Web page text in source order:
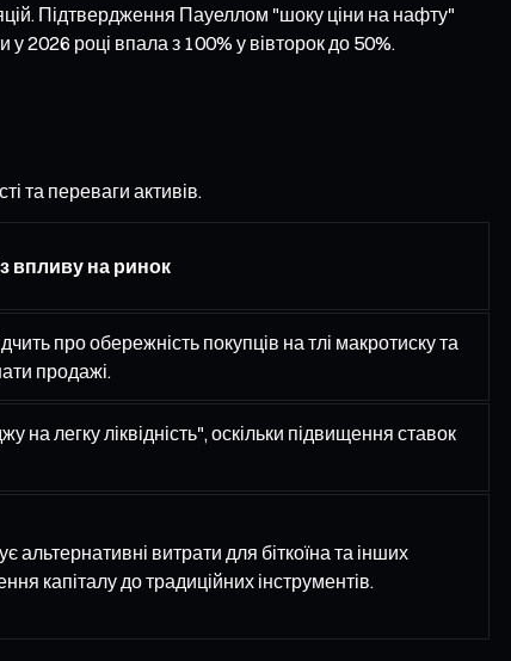
Підтвердження Пауеллом "шоку ціни на нафту"
2026 році впала з 100% у вівторок до 50%.
та переваги активів.
впливу на ринок
про обережність покупців на тлі макротиску та
продажі.
на легку ліквідність", оскільки підвищення ставок
альтернативні витрати для біткоїна та інших
капіталу до традиційних інструментів.